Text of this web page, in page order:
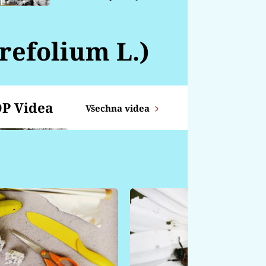
L.)
Videa Všechna videa
KOZOROH -
Týdenní horoskop od
14.4. - 20.4.
ŠTÍR - Týdenní